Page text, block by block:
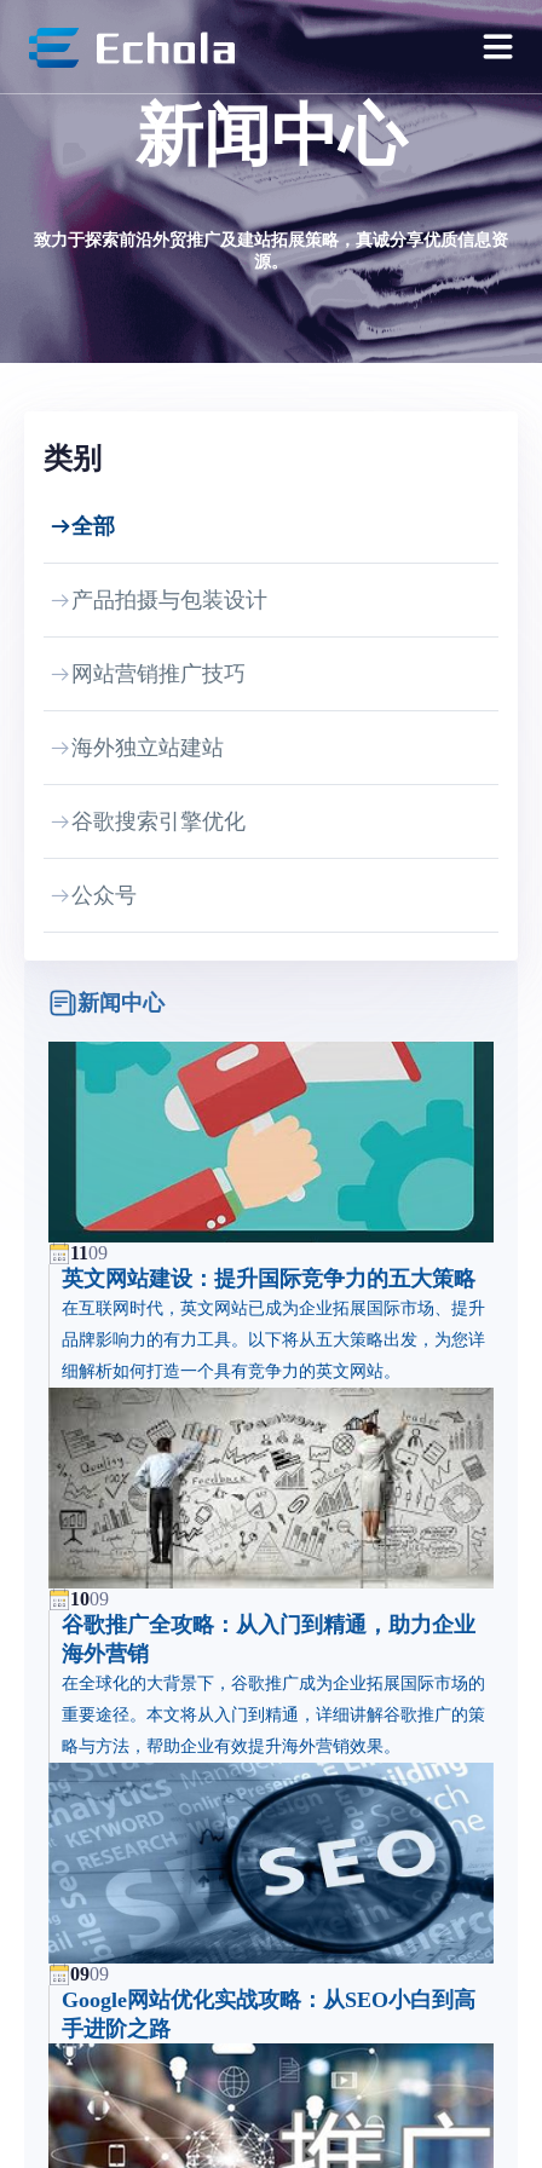
新闻中心
致力于探索前沿外贸推广及建站拓展策略，真诚分享优质信息资
源。
新闻中心
1109
英文网站建设：提升国际竞争力的五大策略
在互联网时代，英文网站已成为企业拓展国际市场、提升
品牌影响力的有力工具。以下将从五大策略出发，为您详
细解析如何打造一个具有竞争力的英文网站。
1009
谷歌推广全攻略：从入门到精通，助力企业
海外营销
​在全球化的大背景下，谷歌推广成为企业拓展国际市场的
重要途径。本文将从入门到精通，详细讲解谷歌推广的策
略与方法，帮助企业有效提升海外营销效果。
0909
Google网站优化实战攻略：从SEO小白到高
手进阶之路
类别
全部
产品拍摄与包装设计
网站营销推广技巧
海外独立站建站
谷歌搜索引擎优化
公众号